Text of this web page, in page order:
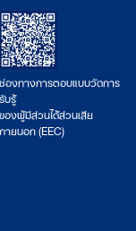
ช่องทางการตอบแบบวัดการ
รับรู้
ของผู้มีส่วนได้ส่วนเสีย
ภายนอก (EEC)